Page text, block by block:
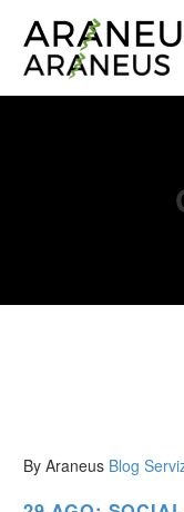
By Araneus Blog